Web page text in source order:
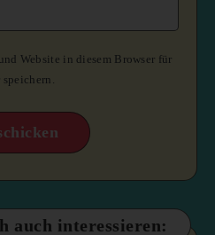
Website in diesem Browser für
auch interessieren: